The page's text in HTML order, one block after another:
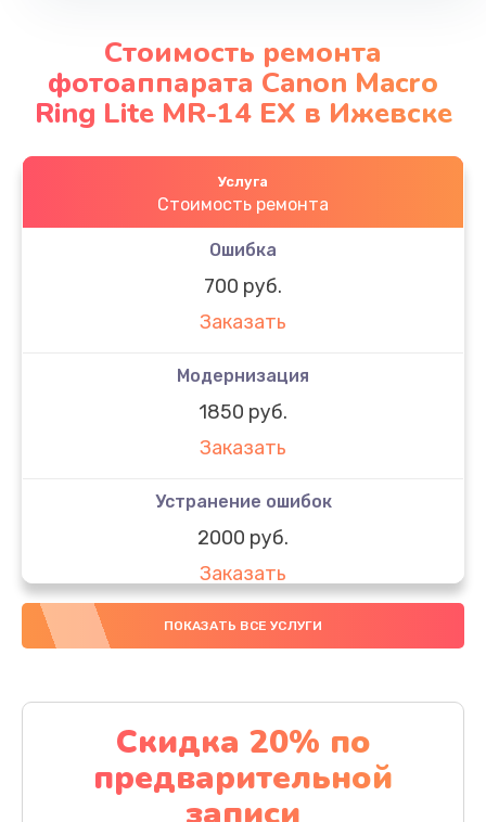
Стоимость ремонта
фотоаппарата Canon Macro
Ring Lite MR-14 EX в Ижевске
Услуга
Стоимость ремонта
Ошибка
700 руб.
Заказать
Модернизация
1850 руб.
Заказать
Устранение ошибок
2000 руб.
Заказать
Ремонт после залития
Заказать
Ремонт электроплаты
1320 руб.
ПОКАЗАТЬ ВСЕ УСЛУГИ
Скидка 20% по
предварительной